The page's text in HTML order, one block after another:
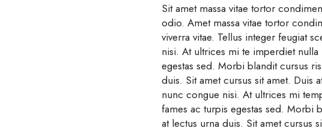
Sit amet massa vitae tortor
odio. Amet massa vitae tortor
viverra vitae. Tellus integer feugiat
nisi. At ultrices mi te imperdiet nulla
egestas sed. Morbi blandit cursus
duis. Sit amet cursus sit amet. Duis
nunc congue nisi. At ultrices mi
fames ac turpis egestas sed. Morbi
at lectus urna duis. Sit amet cursus